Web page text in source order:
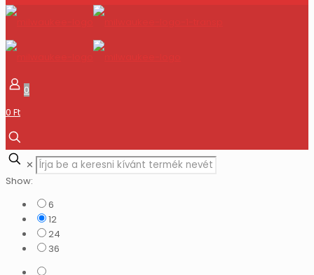
0
0 Ft
✕
Show:
6
12
24
36